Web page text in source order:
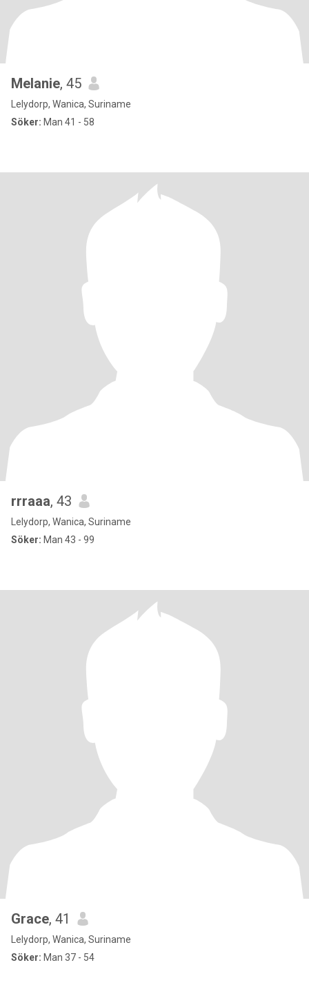
Melanie, 45
Lelydorp, Wanica, Suriname
Söker: Man 41 - 58
rrraaa, 43
Lelydorp, Wanica, Suriname
Söker: Man 43 - 99
Grace, 41
Lelydorp, Wanica, Suriname
Söker: Man 37 - 54